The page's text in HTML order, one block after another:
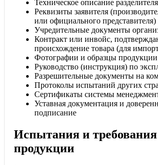
Техническое описание
Реквизиты заявителя
или официального представителя)
Учредительные документы
Контракт или инвойс,
происхождение товара (для
Фотографии и образцы
Руководство (инструкция) по
Разрешительные документы на
Протоколы испытаний других
Сертификаты системы
Уставная документация и
подписание
Испытания и
продукции